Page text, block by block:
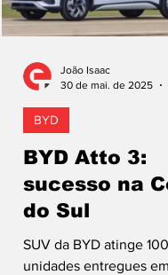
BYD Atto 3:
sucesso na
do Sul
SUV da BYD atinge
unidades entregues em
BYD
João Isaac
30 de mai. de 2025